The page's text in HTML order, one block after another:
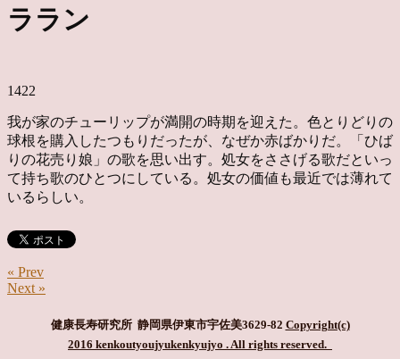
ララン
1422
我が家のチューリップが満開の時期を迎えた。色とりどりの
球根を購入したつもりだったが、なぜか赤ばかりだ。「ひば
りの花売り娘」の歌を思い出す。処女をささげる歌だといっ
て持ち歌のひとつにしている。処女の価値も最近では薄れて
いるらしい。
« Prev
Next »
健康長寿研究所 静岡県伊東市宇佐美3629-82 Copyright(c)
2016 kenkoutyoujyukenkyujyo . All rights reserved.